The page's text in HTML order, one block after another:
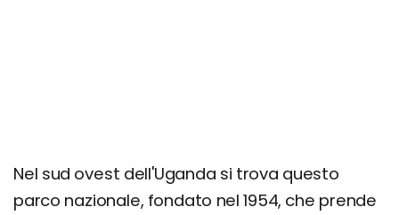
Nel sud ovest dell'Uganda si trova questo
parco nazionale, fondato nel 1954, che prende